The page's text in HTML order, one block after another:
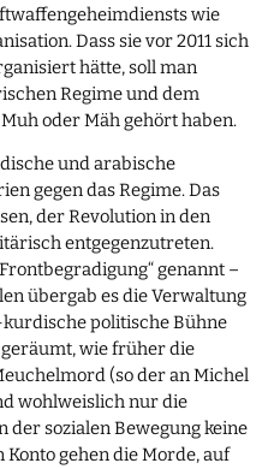
wie
Dass sie vor 2011 sich
hätte, soll man
Regime und dem
oder Mäh gehört haben.
und arabische
gegen das Regime. Das
der Revolution in den
entgegenzutreten.
genannt –
übergab es die Verwaltung
kurdische politische Bühne
wie früher die
(so der an Michel
wohlweislich nur die
der sozialen Bewegung keine
gehen die Morde, auf